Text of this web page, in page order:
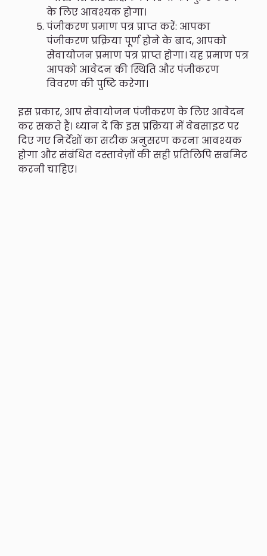
के लिए आवश्यक होगा।
पंजीकरण प्रमाण पत्र प्राप्त करें: आपका
पंजीकरण प्रक्रिया पूर्ण होने के बाद, आपको
सेवायोजन प्रमाण पत्र प्राप्त होगा। यह प्रमाण पत्र
आपको आवेदन की स्थिति और पंजीकरण
विवरण की पुष्टि करेगा।
इस प्रकार, आप सेवायोजन पंजीकरण के लिए आवेदन
कर सकते हैं। ध्यान दें कि इस प्रक्रिया में वेबसाइट पर
दिए गए निर्देशों का सटीक अनुसरण करना आवश्यक
होगा और संबंधित दस्तावेज़ों की सही प्रतिलिपि सबमिट
करनी चाहिए।